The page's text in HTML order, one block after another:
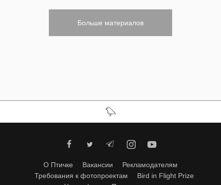
Больше материалов
О Птичке Вакансии
Рекламодателям
Требования к фотопроектам
Bird in Flight Prize